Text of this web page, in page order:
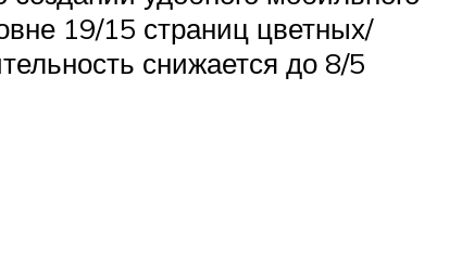
19/15 страниц цветных/
снижается до 8/5